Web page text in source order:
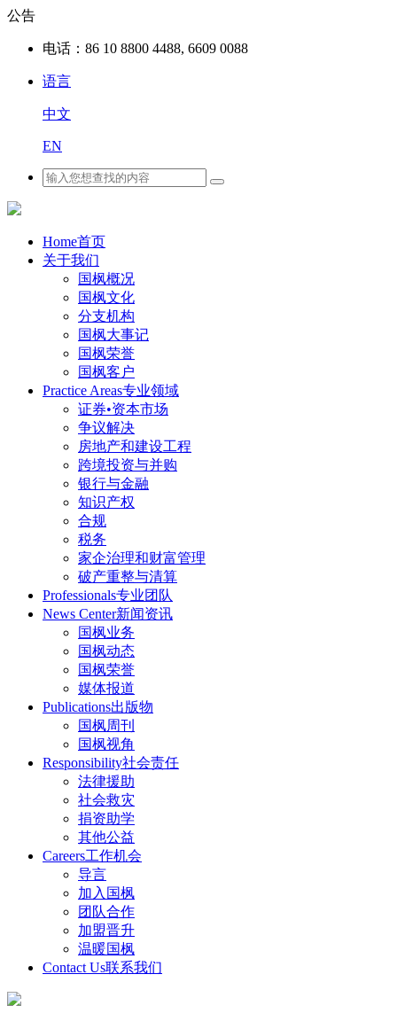
公告
电话： 86 10 8800 4488, 6609 0088
语言
中文
EN
Home首页
关于我们
国枫概况
国枫文化
分支机构
国枫大事记
国枫荣誉
国枫客户
Practice Areas专业领域
证券•资本市场
争议解决
房地产和建设工程
跨境投资与并购
银行与金融
知识产权
合规
税务
家企治理和财富管理
破产重整与清算
Professionals专业团队
News Center新闻资讯
国枫业务
国枫动态
国枫荣誉
媒体报道
Publications出版物
国枫周刊
国枫视角
Responsibility社会责任
法律援助
社会救灾
捐资助学
其他公益
Careers工作机会
导言
加入国枫
团队合作
加盟晋升
温暖国枫
Contact Us联系我们